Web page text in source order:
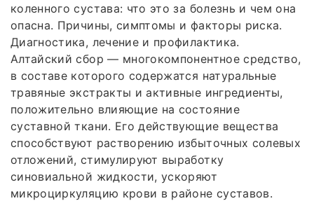
коленного сустава: что это за болезнь и чем она
опасна. Причины, симптомы и факторы риска.
Диагностика, лечение и профилактика.
Алтайский сбор — многокомпонентное средство,
в составе которого содержатся натуральные
травяные экстракты и активные ингредиенты,
положительно влияющие на состояние
суставной ткани. Его действующие вещества
способствуют растворению избыточных солевых
отложений, стимулируют выработку
синовиальной жидкости, ускоряют
микроциркуляцию крови в районе суставов.